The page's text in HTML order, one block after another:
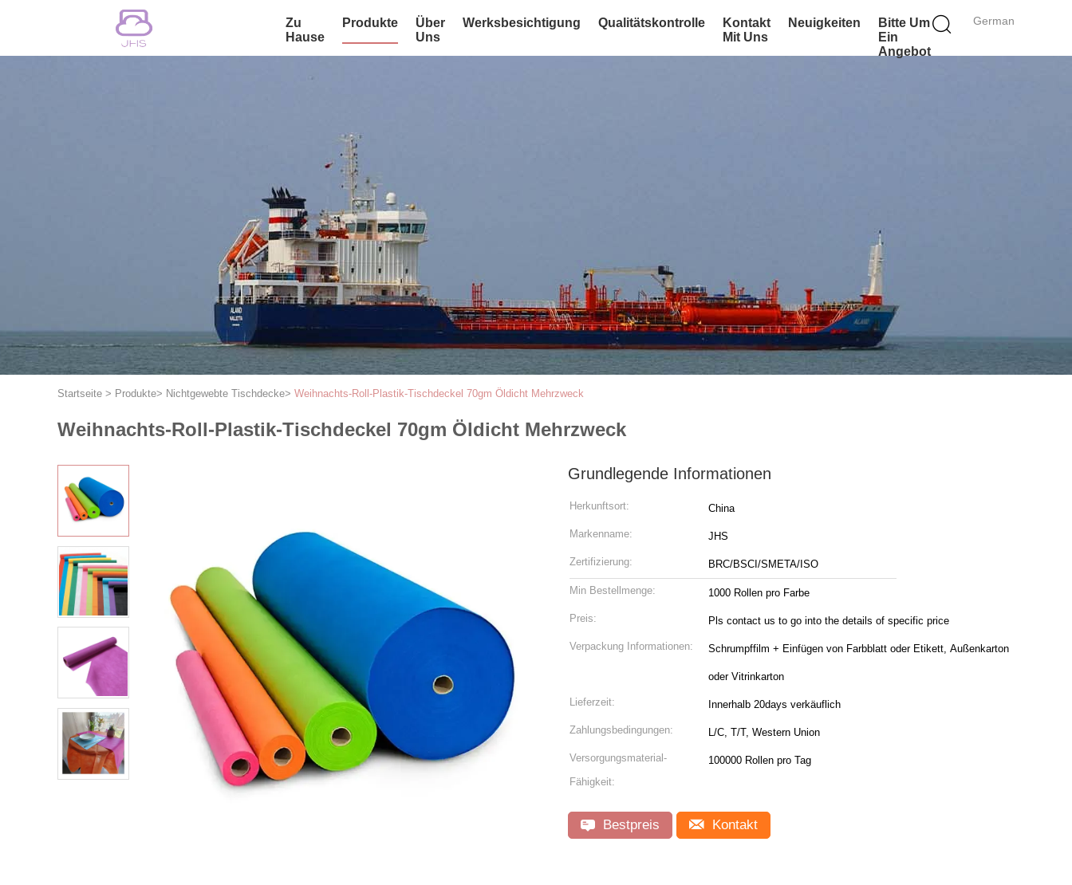
German
Zu
Hause
Produkte
Über
Uns
Werksbesichtigung Qualitätskontrolle
Kontakt
Mit Uns
Neuigkeiten
Bitte Um
Ein
Angebot
Startseite > Produkte> Nichtgewebte Tischdecke> Weihnachts-Roll-Plastik-Tischdeckel 70gm Öldicht Mehrzweck
Weihnachts-Roll-Plastik-Tischdeckel 70gm Öldicht Mehrzweck
Grundlegende Informationen
Herkunftsort: China
Markenname: JHS
Zertifizierung: BRC/BSCI/SMETA/ISO
Min Bestellmenge: 1000 Rollen pro Farbe
Preis: Pls contact us to go into the details of specific price
Verpackung Informationen: Schrumpffilm + Einfügen von Farbblatt oder Etikett, Außenkarton
oder Vitrinkarton
Lieferzeit: Innerhalb 20days verkäuflich
Zahlungsbedingungen: L/C, T/T, Western Union
Versorgungsmaterial-
Fähigkeit:
100000 Rollen pro Tag
Bestpreis Kontakt